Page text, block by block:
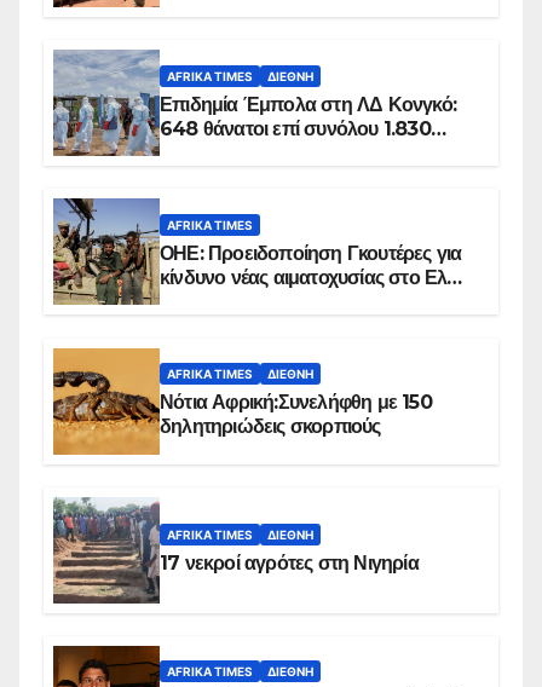
AFRIKA TIMES ΔΙΕΘΝΉ
Επιδημία Έμπολα στη ΛΔ Κονγκό:
648 θάνατοι επί συνόλου 1.830
AFRIKA TIMES
ΟΗΕ: Προειδοποίηση Γκουτέρες για
κίνδυνο νέας αιματοχυσίας στο Ελ
AFRIKA TIMES ΔΙΕΘΝΉ
Νότια Αφρική:Συνελήφθη με 150
δηλητηριώδεις σκορπιούς
AFRIKA TIMES ΔΙΕΘΝΉ
17 νεκροί αγρότες στη Νιγηρία
AFRIKA TIMES ΔΙΕΘΝΉ